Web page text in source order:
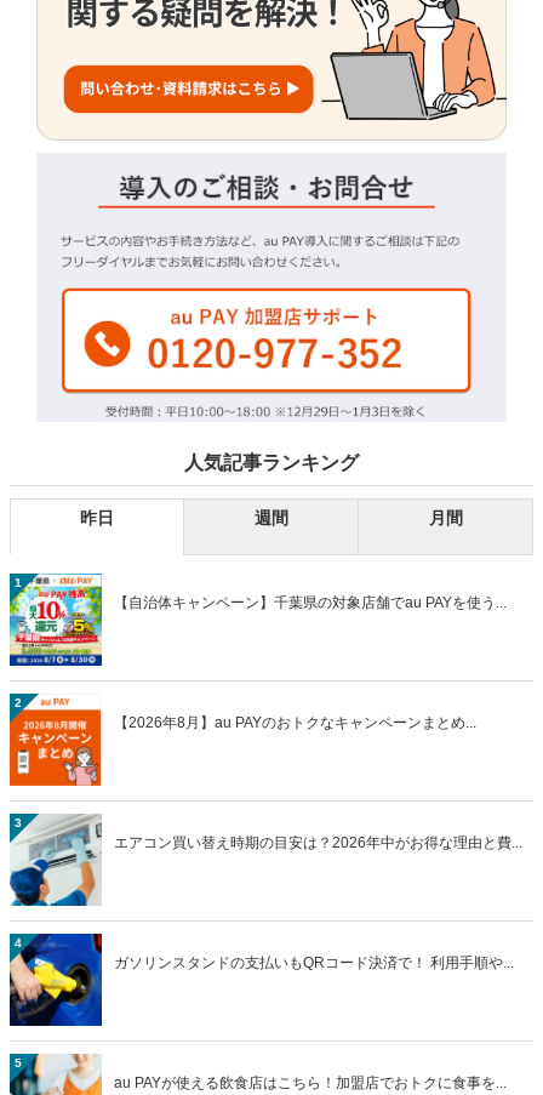
人気記事ランキング
昨日 週間 月間
1
【自治体キャンペーン】千葉県の対象店舗でau PAYを使う...
2
【2026年8月】au PAYのおトクなキャンペーンまとめ...
3
エアコン買い替え時期の目安は？2026年中がお得な理由と費...
4
ガソリンスタンドの支払いもQRコード決済で！ 利用手順や...
5
au PAYが使える飲食店はこちら！加盟店でおトクに食事を...